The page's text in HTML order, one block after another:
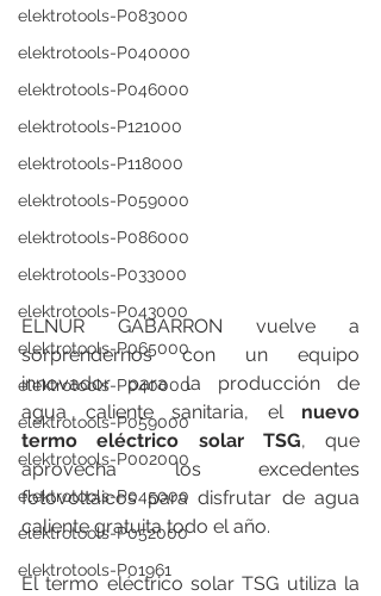
elektrotools-P083000
elektrotools-P040000
elektrotools-P046000
elektrotools-P121000
elektrotools-P118000
elektrotools-P059000
elektrotools-P086000
elektrotools-P033000
elektrotools-P043000
elektrotools-P065000
elektrotools-P040000
elektrotools-P059000
elektrotools-P002000
elektrotools-P045000
elektrotools-P052000
elektrotools-P01961
ELNUR GABARRON vuelve a
sorprendernos con un equipo
innovador para la producción de
agua caliente sanitaria, el nuevo
termo eléctrico solar TSG, que
aprovecha los excedentes
fotovoltaicos para disfrutar de agua
caliente gratuita todo el año.